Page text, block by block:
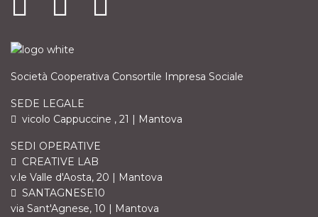
Società Cooperativa Consortile Impresa Sociale
SEDE LEGALE
vicolo Cappuccine , 21 | Mantova
SEDI OPERATIVE
CREATIVE LAB
v.le Valle d'Aosta, 20 | Mantova
SANTAGNESE10
via Sant'Agnese, 10 | Mantova